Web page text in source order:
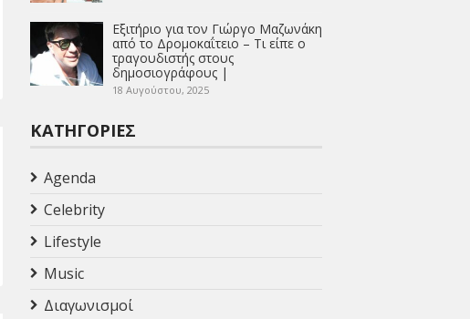
Εξιτήριο για τον Γιώργο Μαζωνάκη
από το Δρομοκαΐτειο – Τι είπε ο
τραγουδιστής στους
δημοσιογράφους |
18 Αυγούστου, 2025
ΚΑΤΗΓΟΡΊΕΣ
Agenda
Celebrity
Lifestyle
Music
Διαγωνισμοί